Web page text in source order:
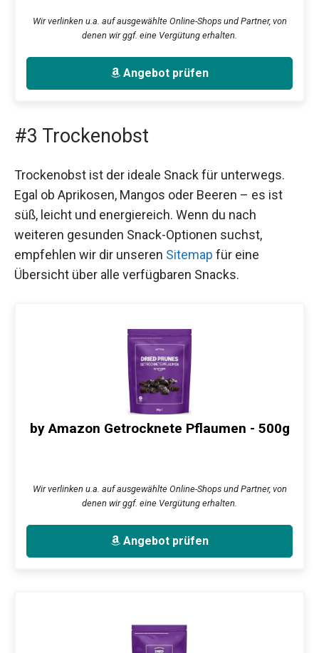
Wir verlinken u.a. auf ausgewählte Online-Shops und Partner, von
denen wir ggf. eine Vergütung erhalten.
Angebot prüfen
#3 Trockenobst
Trockenobst ist der ideale Snack für unterwegs.
Egal ob Aprikosen, Mangos oder Beeren – es ist
süß, leicht und energiereich. Wenn du nach
weiteren gesunden Snack-Optionen suchst,
empfehlen wir dir unseren Sitemap für eine
Übersicht über alle verfügbaren Snacks.
by Amazon Getrocknete Pflaumen - 500g
Wir verlinken u.a. auf ausgewählte Online-Shops und Partner, von
denen wir ggf. eine Vergütung erhalten.
Angebot prüfen